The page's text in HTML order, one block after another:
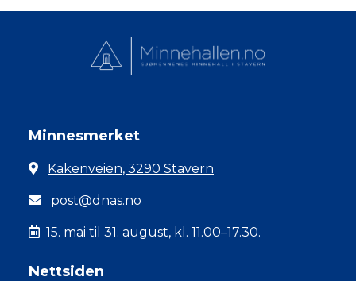
Minnesmerket
Kakenveien, 3290 Stavern
post@dnas.no
15. mai til 31. august, kl. 11.00–17.30.
Nettsiden